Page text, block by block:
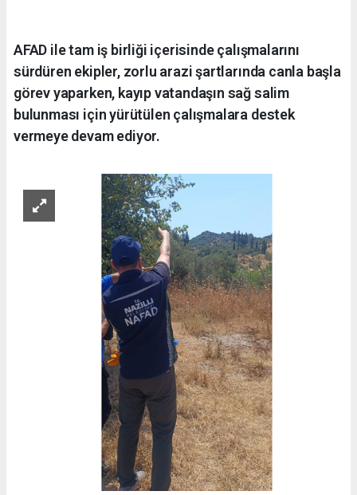
AFAD ile tam iş birliği içerisinde çalışmalarını
sürdüren ekipler, zorlu arazi şartlarında canla başla
görev yaparken, kayıp vatandaşın sağ salim
bulunması için yürütülen çalışmalara destek
vermeye devam ediyor.